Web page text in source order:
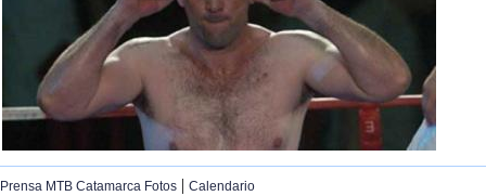
Prensa MTB Catamarca Fotos | Calendario